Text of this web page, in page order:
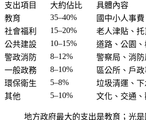
支出項目 大約佔比
具體內容
教育
35–40%
國中小人事
社會福利
15–20%
老人津貼、托
公共建設
10–15%
道路、公園
警政消防
8–12%
警察局、消防
一般政務
8–10%
區公所、戶
環保衛生
5–8%
垃圾清運、
其他
5–10% 文化、交通
地方政府最大的支出是教育；光